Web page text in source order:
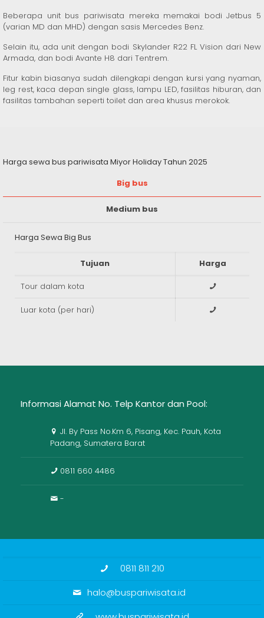
Beberapa unit bus pariwisata mereka memakai bodi Jetbus 5
(varian MD dan MHD) dengan sasis Mercedes Benz.
Selain itu, ada unit dengan bodi Skylander R22 FL Vision dari New
Armada, dan bodi Avante H8 dari Tentrem.
Fitur kabin biasanya sudah dilengkapi dengan kursi yang nyaman,
leg rest, kaca depan single glass, lampu LED, fasilitas hiburan, dan
fasilitas tambahan seperti toilet dan area khusus merokok.
Harga sewa bus pariwisata Miyor Holiday Tahun 2025
Big bus
Medium bus
Harga Sewa Big Bus
Tujuan Harga
Tour dalam kota
Luar kota (per hari)
Informasi Alamat No. Telp Kantor dan Pool:
Jl. By Pass No.Km 6, Pisang, Kec. Pauh, Kota
Padang, Sumatera Barat
0811 660 4486
-
0811 811 210
halo@buspariwisata.id